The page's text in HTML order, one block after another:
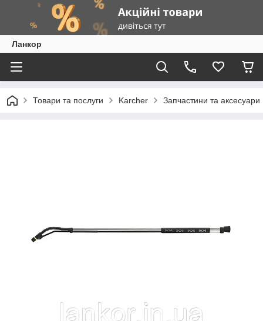
Ланкор
Товари та послуги Karcher Запчастини та